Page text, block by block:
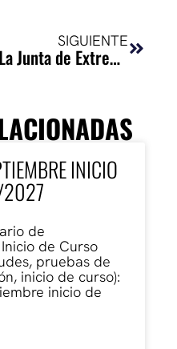
SIGUIENTE
La Junta de Extremadura presenta el futuro Centro Regional de Enseñanzas Artísticas
INICIO
2027
de
de Curso
pruebas de
inicio de curso):
inicio de